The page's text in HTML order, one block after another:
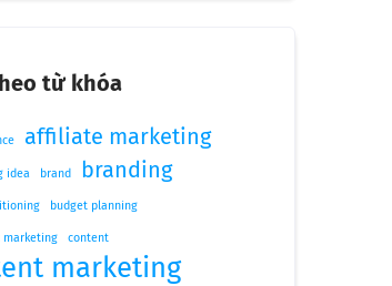
từ khóa
affiliate marketing
idea brand branding
budget planning
marketing content
marketing